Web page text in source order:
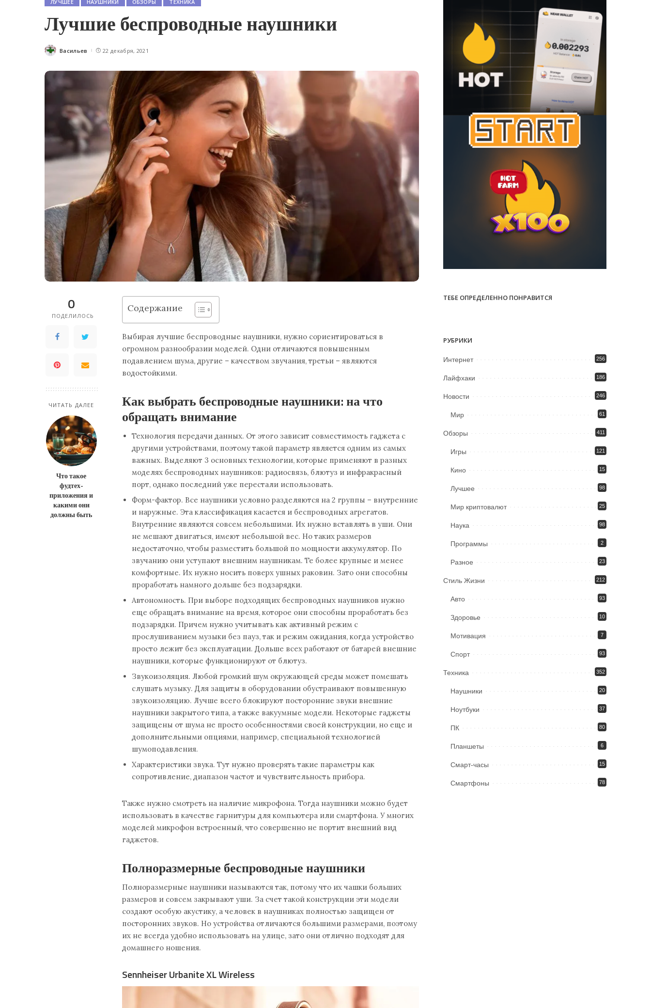
ЛУЧШЕЕ НАУШНИКИ ОБЗОРЫ ТЕХНИКА
Лучшие беспроводные наушники
Posted
Васильев 22 декабря, 2021
0
ПОДЕЛИЛОСЬ
ЧИТАТЬ ДАЛЕЕ
Что такое
фудтех-
приложения и
какими они
должны быть
Содержание
Выбирая​ лучшие беспроводные наушники, нужно сориентироваться в
огромном разнообразии моделей. Одни отличаются повышенным
подавлением шума, другие – качеством звучания, третьи – являются
водостойкими.
Как выбрать беспроводные наушники: на что
обращать внимание
Технология передачи данных. От этого зависит совместимость гаджета с
другими устройствами, поэтому такой параметр является одним из самых
важных. Выделяют 3 основных технологии, которые применяют в разных
моделях беспроводных наушников: радиосвязь, блютуз и инфракрасный
порт, однако последний уже перестали использовать.
Форм-фактор. Все наушники условно разделяются на 2 группы – внутренние
и наружные. Эта классификация касается и беспроводных агрегатов.
Внутренние являются совсем небольшими. Их нужно вставлять в уши. Они
не мешают двигаться, имеют небольшой вес. Но таких размеров
недостаточно, чтобы разместить большой по мощности аккумулятор. По
звучанию они уступают внешним наушникам. Те более крупные и менее
комфортные. Их нужно носить поверх ушных раковин. Зато они способны
проработать намного дольше без подзарядки.
Автономность. При выборе подходящих беспроводных наушников нужно
еще обращать внимание на время, которое они способны проработать без
подзарядки. Причем нужно учитывать как активный режим с
прослушиванием музыки без пауз, так и режим ожидания, когда устройство
просто лежит без эксплуатации. Дольше всех работают от батарей внешние
наушники, которые функционируют от блютуз.
Звукоизоляция. Любой громкий шум окружающей среды может помешать
слушать музыку. Для защиты в оборудовании обустраивают повышенную
звукоизоляцию. Лучше всего блокируют посторонние звуки внешние
наушники закрытого типа, а также вакуумные модели. Некоторые гаджеты
защищены от шума не просто особенностями своей конструкции, но еще и
дополнительными опциями, например, специальной технологией
шумоподавления.
Характеристики звука. Тут нужно проверять такие параметры как
сопротивление, диапазон частот и чувствительность прибора.
Также нужно смотреть на наличие микрофона. Тогда наушники можно будет
использовать в качестве гарнитуры для компьютера или смартфона. У многих
моделей микрофон встроенный, что совершенно не портит внешний вид
гаджетов.
Полноразмерные беспроводные наушники
Полноразмерные наушники называются так, потому что их чашки больших
размеров и совсем закрывают уши. За счет такой конструкции эти модели
создают особую акустику, а человек в наушниках полностью защищен от
посторонних звуков. Но устройства отличаются большими размерами, поэтому
их не всегда удобно использовать на улице, зато они отлично подходят для
домашнего ношения.
Sennheiser Urbanite XL Wireless
ТЕБЕ ОПРЕДЕЛЕННО ПОНРАВИТСЯ
РУБРИКИ
Интернет 256
Лайфхаки 186
Новости 246
Мир 61
Обзоры 411
Игры 121
Кино 15
Лучшее 98
Мир криптовалют 25
Наука 98
Программы 2
Разное 23
Стиль Жизни 212
Авто 93
Здоровье 10
Мотивация 7
Спорт 93
Техника 352
Наушники 20
Ноутбуки 37
ПК 80
Планшеты 6
Смарт-часы 15
Смартфоны 78